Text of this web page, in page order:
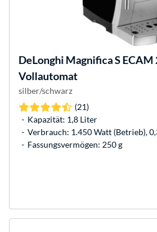
DeLonghi Magnifica S ECAM
Vollautomat
silber/schwarz
(21)
Kapazität: 1,8 Liter
Verbrauch: 1.450 Watt (Betrieb),
Fassungsvermögen: 250 g